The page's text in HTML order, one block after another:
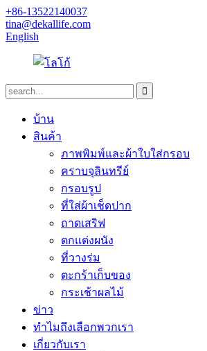
+86-13522140037
tina@dekallife.com
English
บ้าน
สินค้า
ภาพพิมพ์และผ้าใบใส่กรอบ
คราบจุลินทรีย์
กรอบรูป
ที่ใส่ผ้าเช็ดปาก
ถาดเสริฟ
ตกแต่งผนัง
ที่วางร่ม
ตะกร้าเก็บของ
กระเช้าผลไม้
ข่าว
ทำไมถึงเลือกพวกเรา
เกี่ยวกับเรา